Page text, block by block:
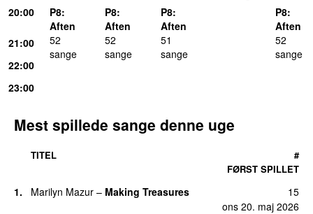
20:00 P8:
Aften
52
sange
P8:
Aften
52
sange
P8:
Aften
51
sange
P8:
Aften
52
sange
21:00
22:00
23:00
Mest spillede sange denne uge
TITEL
FØRST SPILLET
#
1. Marilyn Mazur – Making Treasures
ons 20. maj 2026
15